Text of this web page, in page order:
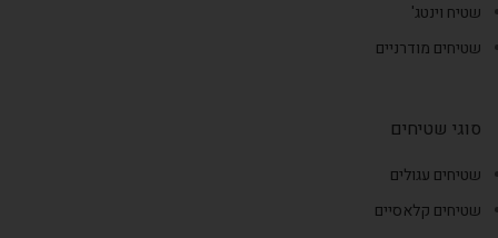
שטיח וינטג'
שטיחים מודרניים
סוגי שטיחים
שטיחים עגולים
שטיחים קלאסיים